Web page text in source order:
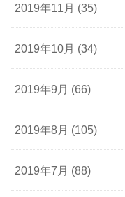
2019年11月 (35)
2019年10月 (34)
2019年9月 (66)
2019年8月 (105)
2019年7月 (88)